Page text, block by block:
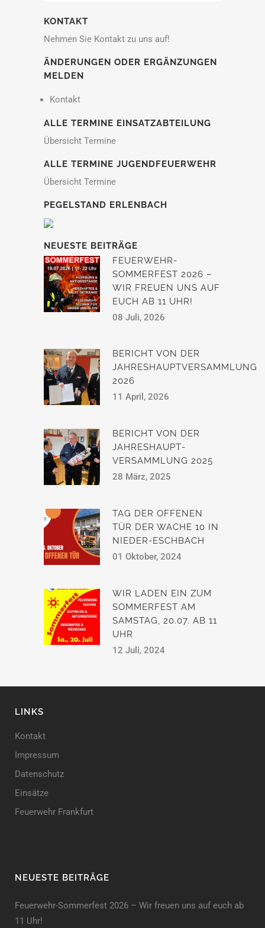
KONTAKT
Nehmen Sie Kontakt zu uns auf!
ÄNDERUNGEN ODER ERGÄNZUNGEN
MELDEN
Kontakt
ALLE TERMINE EINSATZABTEILUNG
Übersicht Termine
ALLE TERMINE JUGENDFEUERWEHR
Übersicht Termine
PEGELSTAND ERLENBACH
NEUESTE BEITRÄGE
FEUERWEHR-
SOMMERFEST 2026 –
WIR FREUEN UNS AUF
EUCH AB 11 UHR!
08 Juli, 2026
BERICHT VON DER
JAHRESHAUPTVERSAMMLUNG
2026
11 April, 2026
BERICHT VON DER
JAHRESHAUPT­
VERSAMMLUNG 2025
28 März, 2025
TAG DER OFFENEN
TÜR DER WACHE 10 IN
NIEDER-ESCHBACH
01 Oktober, 2024
WIR LADEN EIN ZUM
SOMMERFEST AM
SAMSTAG, 20.07. AB 11
UHR
12 Juli, 2024
LINKS
Kontakt
Impressum
Datenschutz
Einsätze
Feuerwehr Frankfurt
NEUESTE BEITRÄGE
Feuerwehr-Sommerfest 2026 – Wir freuen uns auf euch ab
11 Uhr!